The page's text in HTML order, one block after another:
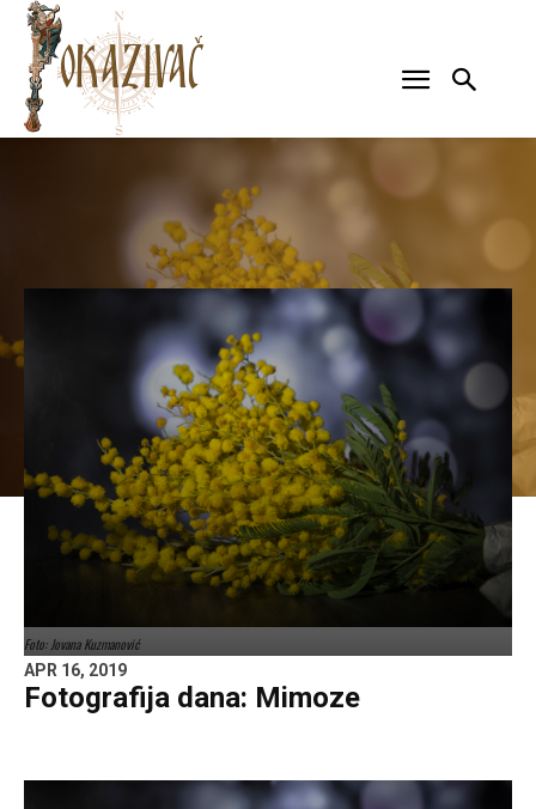
Foto: Jovana Kuzmanović
APR 16, 2019
Fotografija dana: Mimoze